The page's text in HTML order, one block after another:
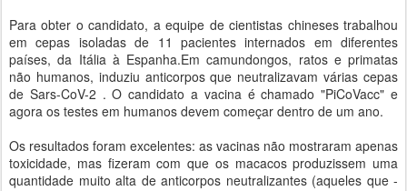
Para obter o candidato, a equipe de cientistas chineses trabalhou
em cepas isoladas de 11 pacientes internados em diferentes
países, da Itália à Espanha.Em camundongos, ratos e primatas
não humanos, induziu anticorpos que neutralizavam várias cepas
de Sars-CoV-2 . O candidato a vacina é chamado "PiCoVacc" e
agora os testes em humanos devem começar dentro de um ano.
Os resultados foram excelentes: as vacinas não mostraram apenas
toxicidade, mas fizeram com que os macacos produzissem uma
quantidade muito alta de anticorpos neutralizantes (aqueles que -